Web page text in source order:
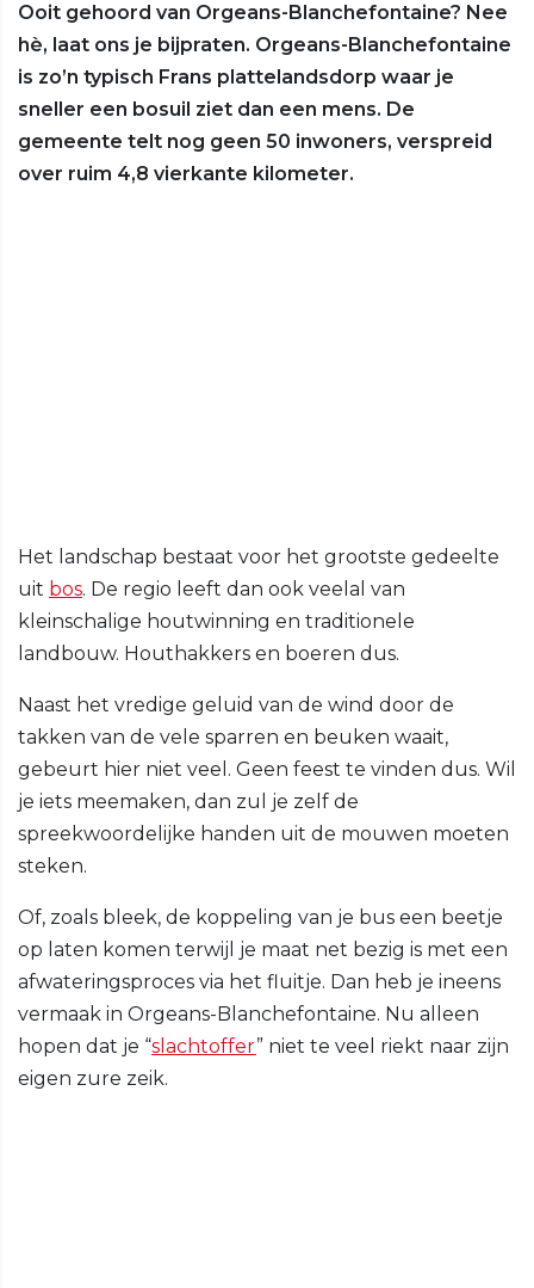
Ooit gehoord van Orgeans-Blanchefontaine? Nee
hè, laat ons je bijpraten. Orgeans-Blanchefontaine
is zo’n typisch Frans plattelandsdorp waar je
sneller een bosuil ziet dan een mens. De
gemeente telt nog geen 50 inwoners, verspreid
over ruim 4,8 vierkante kilometer.
Het landschap bestaat voor het grootste gedeelte
uit bos. De regio leeft dan ook veelal van
kleinschalige houtwinning en traditionele
landbouw. Houthakkers en boeren dus.
Naast het vredige geluid van de wind door de
takken van de vele sparren en beuken waait,
gebeurt hier niet veel. Geen feest te vinden dus. Wil
je iets meemaken, dan zul je zelf de
spreekwoordelijke handen uit de mouwen moeten
steken.
Of, zoals bleek, de koppeling van je bus een beetje
op laten komen terwijl je maat net bezig is met een
afwateringsproces via het fluitje. Dan heb je ineens
vermaak in Orgeans-Blanchefontaine. Nu alleen
hopen dat je “slachtoffer” niet te veel riekt naar zijn
eigen zure zeik.